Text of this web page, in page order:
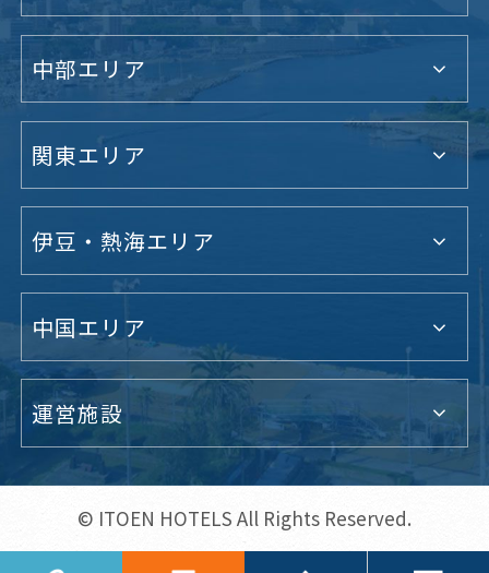
中部エリア
関東エリア
伊豆・熱海エリア
中国エリア
運営施設
© ITOEN HOTELS All Rights Reserved.